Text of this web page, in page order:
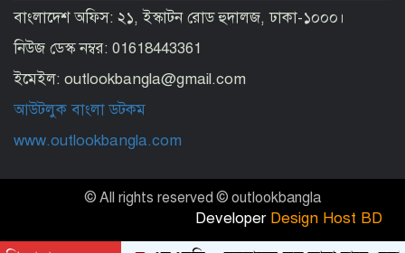
বাংলাদেশ অফিস: ২১, ইস্কাটন রোড হুদালজ, ঢাকা-১০০০।
নিউজ ডেস্ক নম্বর: 01618443361
ইমেইল: outlookbangla@gmail.com
আউটলুক বাংলা ডটকম
www.outlookbangla.com
© All rights reserved © outlookbangla
Developer Design Host BD